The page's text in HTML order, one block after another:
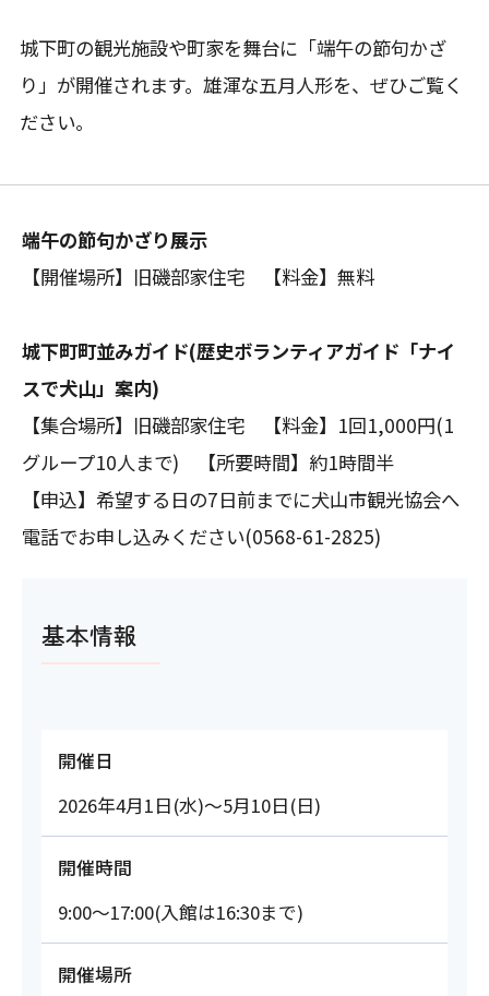
城下町の観光施設や町家を舞台に「端午の節句かざ
り」が開催されます。雄渾な五月人形を、ぜひご覧く
ださい。
端午の節句かざり展示
【開催場所】旧磯部家住宅 【料金】無料
城下町町並みガイド(歴史ボランティアガイド「ナイ
スで犬山」案内)
【集合場所】旧磯部家住宅 【料金】1回1,000円(1
グループ10人まで) 【所要時間】約1時間半
【申込】希望する日の7日前までに犬山市観光協会へ
電話でお申し込みください(0568-61-2825)
基本情報
開催日
2026年4月1日(水)～5月10日(日)
開催時間
9:00～17:00(入館は16:30まで)
開催場所